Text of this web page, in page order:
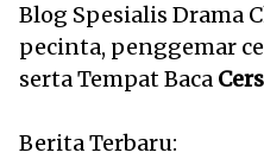
Blog Spesialis Drama
pecinta, penggemar
serta Tempat Baca
Berita Terbaru: